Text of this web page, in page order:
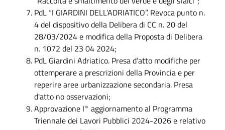
PdL “I GIARDINI DELL’ADRIATICO”. Revoca punto n.
4 del dispositivo della Delibera di CC n. 20 del
28/03/2024 e modifica della Proposta di Delibera
n. 1072 del 23 04 2024;
PdL Giardini Adriatico. Presa d’atto modifiche per
ottemperare a prescrizioni della Provincia e per
reperire aree urbanizzazione secondaria. Presa
d'atto no osservazioni;
Approvazione I° aggiornamento al Programma
Triennale dei Lavori Pubblici 2024-2026 e relativo